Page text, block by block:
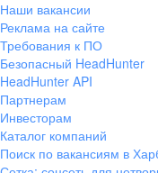
Наши вакансии
Реклама на сайте
Требования к ПО
Безопасный HeadHunter
HeadHunter API
Партнерам
Инвесторам
Каталог компаний
Поиск по вакансиям в